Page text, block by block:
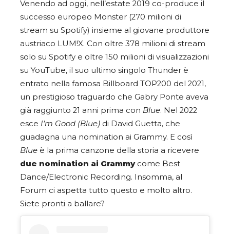
Venendo ad oggi, nell’estate 2019 co-produce il
successo europeo Monster (270 milioni di
stream su Spotify) insieme al giovane produttore
austriaco LUM!X. Con oltre 378 milioni di stream
solo su Spotify e oltre 150 milioni di visualizzazioni
su YouTube, il suo ultimo singolo Thunder è
entrato nella famosa Billboard TOP200 del 2021,
un prestigioso traguardo che Gabry Ponte aveva
già raggiunto 21 anni prima con Blue. Nel 2022
esce I’m Good (Blue) di David Guetta, che
guadagna una nomination ai Grammy. E così
Blue è la prima canzone della storia a ricevere
due nomination ai Grammycome Best
Dance/Electronic Recording. Insomma, al
Forum ci aspetta tutto questo e molto altro.
Siete pronti a ballare?